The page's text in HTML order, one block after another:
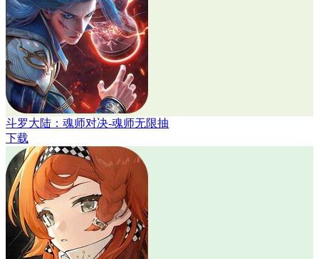
斗罗大陆：魂师对决-魂师无限抽
下载